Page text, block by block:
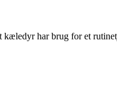
har brug for et